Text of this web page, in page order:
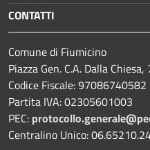
CONTATTI
Comune di Fiumicino
Piazza Gen. C.A. Dalla
Codice Fiscale: 97086740582
Partita IVA: 02305601003
PEC:
Centralino Unico: